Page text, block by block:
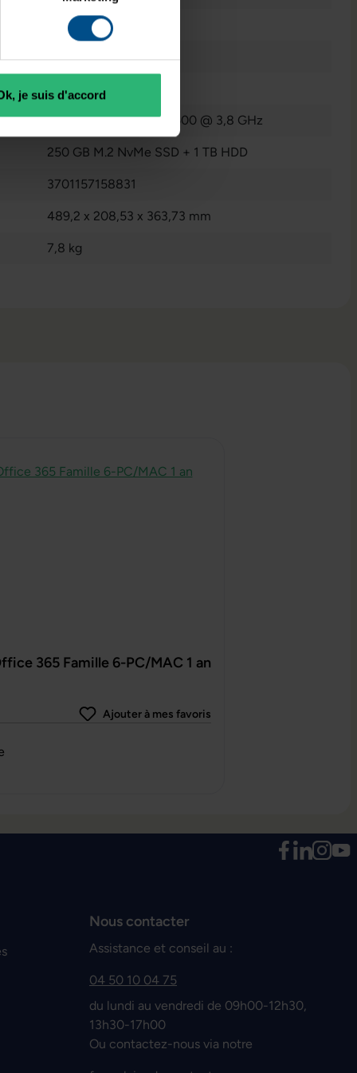
je suis d'accord
Ordinateur de bureau
Oui
8 GB DDR4
Intel Pentium Gold G5500 @ 3,8 GHz
250 GB M.2 NvMe SSD + 1 TB HDD
3701157158831
489,2 x 208,53 x 363,73 mm
7,8 kg
365 Famille 6-PC/MAC 1 an
0 sur 5 étoiles
Ajouter à mes favoris
Nous contacter
Assistance et conseil au :
04 50 10 04 75
du lundi au vendredi de 09h00-12h30,
13h30-17h00
Ou contactez-nous via notre